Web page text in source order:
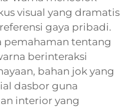
visual yang dramatis
gaya pribadi.
pemahaman tentang
berinteraksi
bahan jok yang
dasbor guna
interior yang